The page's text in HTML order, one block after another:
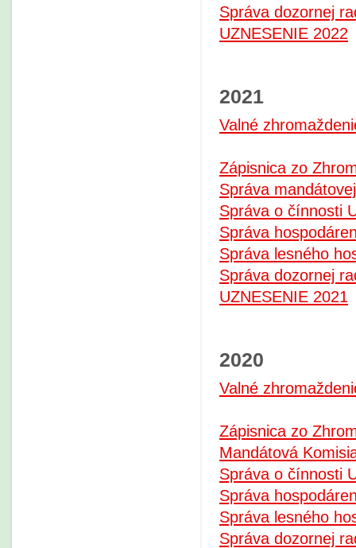
Správa dozornej
UZNESENIE 2022
2021
Valné
Zápisnica zo
Správa
Správa o čínnosti
Správa
Správa lesného
Správa dozornej
UZNESENIE 2021
2020
Valné
Zápisnica zo
Mandátová
Správa o čínnosti
Správa
Správa lesného
Správa dozornej